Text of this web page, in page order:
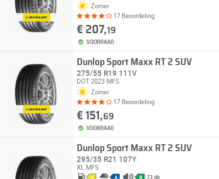
Zomer
17 Beoordeling
€ 207,19
VOORRAAD
Dunlop Sport Maxx RT 2 SUV
275/55 R19 111V
DOT 2023 MFS
Zomer
17 Beoordeling
€ 151,69
VOORRAAD
Dunlop Sport Maxx RT 2 SUV
295/35 R21 107Y
XL MFS
C A B 73 db